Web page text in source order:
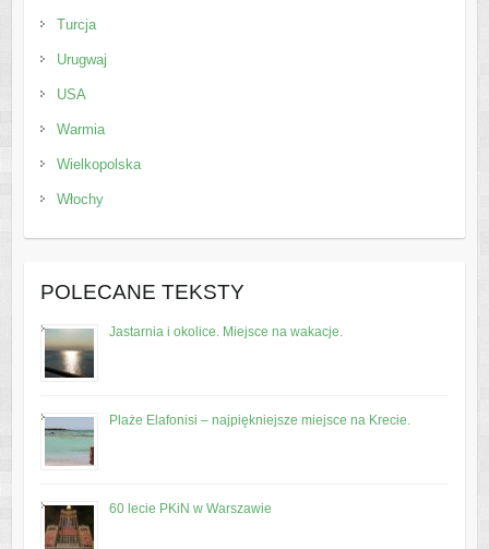
Turcja
Urugwaj
USA
Warmia
Wielkopolska
Włochy
POLECANE TEKSTY
Jastarnia i okolice. Miejsce na wakacje.
Plaże Elafonisi – najpiękniejsze miejsce na Krecie.
60 lecie PKiN w Warszawie